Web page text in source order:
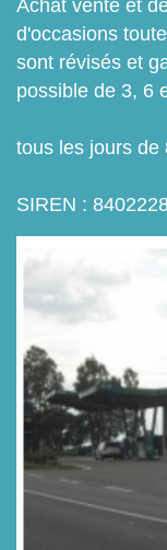
Achat vente et
d'occasions
sont révisés et
possible de 3, 6
tous les jours de
SIREN :